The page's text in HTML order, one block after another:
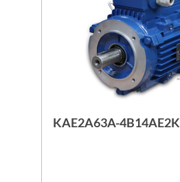
KAE2A63A-4B14AE2K